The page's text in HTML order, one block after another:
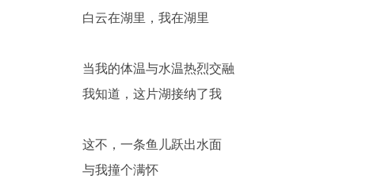
白云在湖里，我在湖里
当我的体温与水温热烈交融
我知道，这片湖接纳了我
这不，一条鱼儿跃出水面
与我撞个满怀